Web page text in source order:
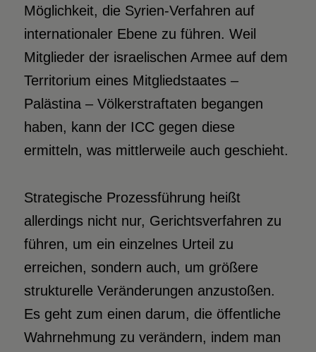
Möglichkeit, die Syrien-Verfahren auf
internationaler Ebene zu führen. Weil
Mitglieder der israelischen Armee auf dem
Territorium eines Mitgliedstaates –
Palästina – Völkerstraftaten begangen
haben, kann der ICC gegen diese
ermitteln, was mittlerweile auch geschieht.
Strategische Prozessführung heißt
allerdings nicht nur, Gerichtsverfahren zu
führen, um ein einzelnes Urteil zu
erreichen, sondern auch, um größere
strukturelle Veränderungen anzustoßen.
Es geht zum einen darum, die öffentliche
Wahrnehmung zu verändern, indem man